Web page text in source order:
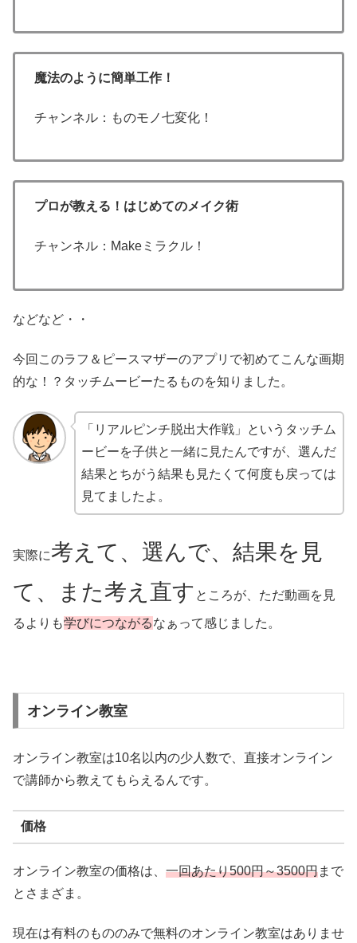
魔法のように簡単工作！
チャンネル：ものモノ七変化！
プロが教える！はじめてのメイク術
チャンネル：Makeミラクル！
などなど・・
今回このラフ＆ピースマザーのアプリで初めてこんな画期
的な！？タッチムービーたるものを知りました。
「リアルピンチ脱出大作戦」というタッチム
ービーを子供と一緒に見たんですが、選んだ
結果とちがう結果も見たくて何度も戻っては
見てましたよ。
実際に考えて、選んで、結果を見
て、また考え直す ところが、ただ動画を見
るよりも学びにつながるなぁって感じました。
オンライン教室
オンライン教室は10名以内の少人数で、直接オンライン
で講師から教えてもらえるんです。
価格
オンライン教室の価格は、 一回あたり500円～3500円まで
とさまざま。
現在は有料のもののみで無料のオンライン教室はありませ